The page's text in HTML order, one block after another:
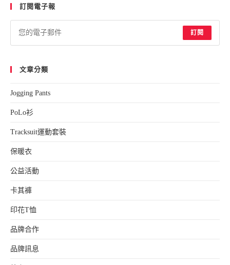
the
訂閱電子報
訂閱
文章分類
Jogging Pants
PoLo衫
Tracksuit運動套裝
保暖衣
公益活動
卡其褲
印花T恤
品牌合作
品牌訊息